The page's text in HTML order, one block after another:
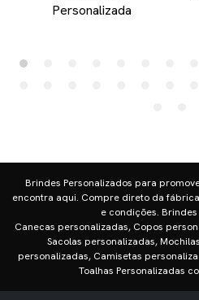
Personalizada
Brindes Personalizados para
encontra aqui. Compre direto da
e condições.
Canecas personalizadas, Copos
Sacolas personalizadas,
personalizadas, Camisetas
Toalhas Personalizadas